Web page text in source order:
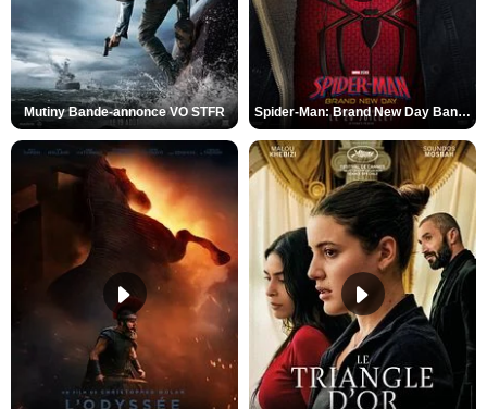
Mutiny Bande-annonce VO STFR Spider-Man: Brand New Day Bande-annonce VO STFR